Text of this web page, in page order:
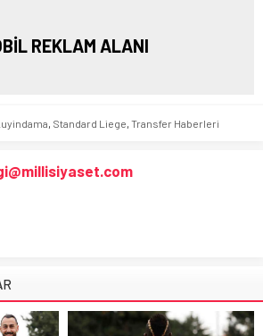
REKLAM ALANI
, Standard Liege, Transfer Haberleri